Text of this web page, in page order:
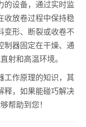
的设备，通过实时监
收放卷过程中保持稳
变形、断裂或收卷不
制器固定在干燥、通
射和高温环境。
工作原理的知识，其
释，如果能碰巧解决
帮助到您！